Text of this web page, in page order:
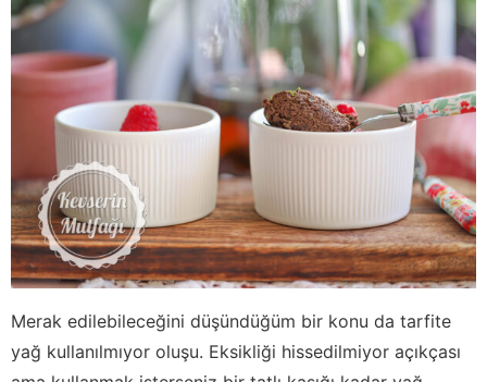
Merak edilebileceğini düşündüğüm bir konu da tarfite
yağ kullanılmıyor oluşu. Eksikliği hissedilmiyor açıkçası